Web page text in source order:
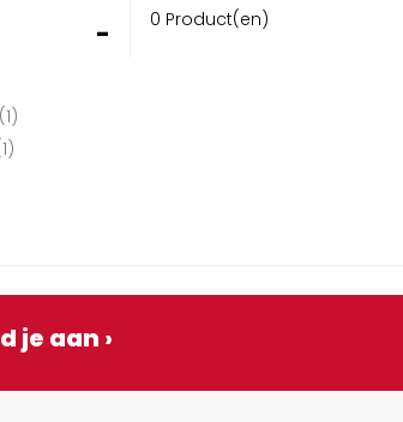
-
(1)
0 Product(en)
je aan ›